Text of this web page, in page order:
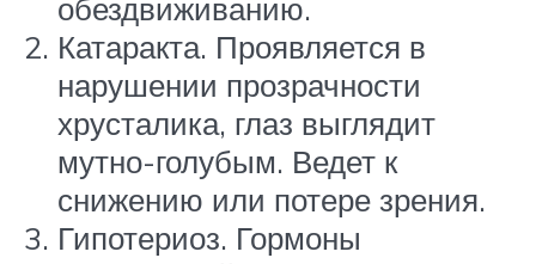
обездвиживанию.
Катаракта. Проявляется в
нарушении прозрачности
хрусталика, глаз выглядит
мутно-голубым. Ведет к
снижению или потере зрения.
Гипотериоз. Гормоны